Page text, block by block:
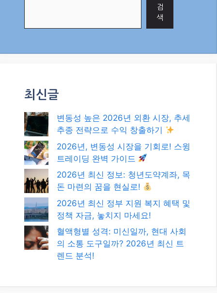
검
색
최신글
변동성 높은 2026년 외환 시장, 추세
추종 전략으로 수익 창출하기
2026년, 변동성 시장을 기회로! 스윙
트레이딩 완벽 가이드
2026년 최신 정보: 청년도약계좌, 목
돈 마련의 꿈을 현실로!
2026년 최신 정부 지원 복지 혜택 및
정책 자금, 놓치지 마세요!
혈액형별 성격: 미신일까, 현대 사회
의 소통 도구일까? 2026년 최신 트
렌드 분석!